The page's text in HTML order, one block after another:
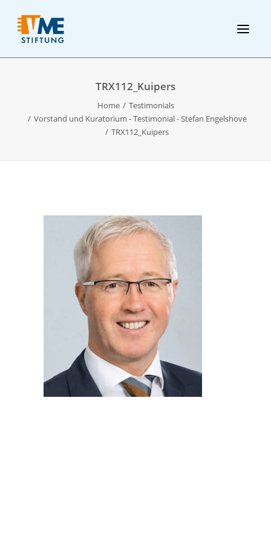
TRX112_Kuipers
Home
Testimonials
Vorstand und Kuratorium - Testimonial - Stefan Engelshove
TRX112_Kuipers